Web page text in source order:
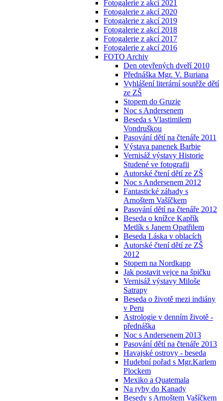
Fotogalerie z akcí 2021
Fotogalerie z akcí 2020
Fotogalerie z akcí 2019
Fotogalerie z akcí 2018
Fotogalerie z akcí 2017
Fotogalerie z akcí 2016
FOTO Archiv
Den otevřených dveří 2010
Přednáška Mgr. V. Buriana
Vyhlášení literární soutěže dětí
ze ZŠ
Stopem do Gruzie
Noc s Andersenem
Beseda s Vlastimilem
Vondruškou
Pasování dětí na čtenáře 2011
Výstava panenek Barbie
Vernisáž výstavy Historie
Studené ve fotografii
Autorské čtení dětí ze ZŠ
Noc s Andersenem 2012
Fantastické záhady s
Arnoštem Vašíčkem
Pasování dětí na čtenáře 2012
Beseda o knížce Kapřík
Metlík s Janem Opatřilem
Beseda Láska v oblacích
Autorské čtení dětí ze ZŠ
2012
Stopem na Nordkapp
Jak postavit vejce na špičku
Vernisáž výstavy Miloše
Satrapy
Beseda o životě mezi indiány
v Peru
Astrologie v denním životě -
přednáška
Noc s Andersenem 2013
Pasování dětí na čtenáře 2013
Havajské ostrovy - beseda
Hudební pořad s Mgr.Karlem
Plockem
Mexiko a Quatemala
Na ryby do Kanady
Besedy s Arnoštem Vašíčkem